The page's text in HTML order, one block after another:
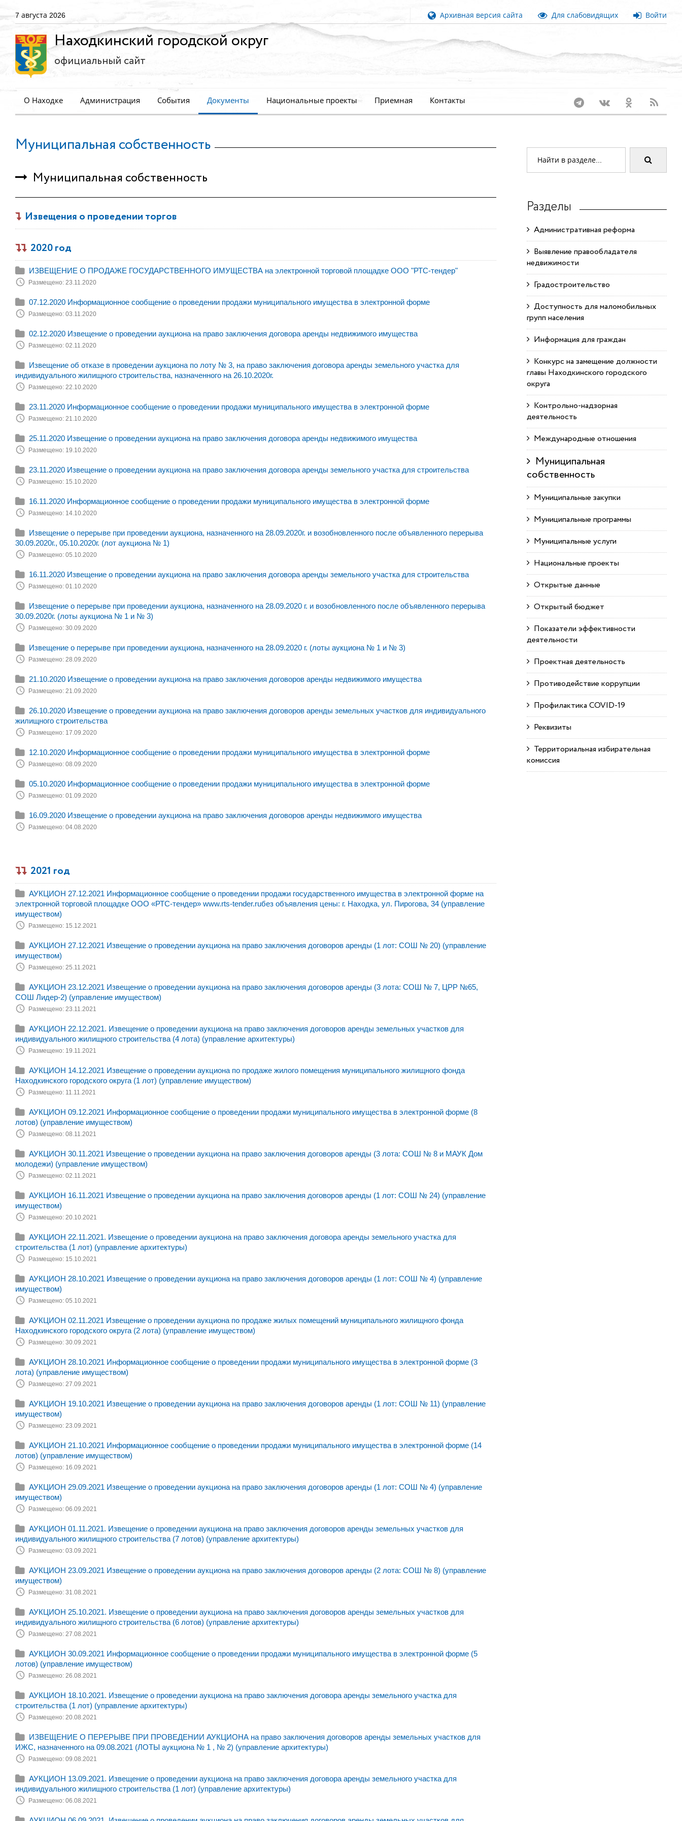
7 августа 2026 Архивная версия сайта Для слабовидящих Войти
Находкинский городской округ
официальный сайт
О Находке Администрация События Документы Национальные проекты Приемная Контакты
Муниципальная собственность
Муниципальная собственность
Извещения о проведении торгов
2020 год
ИЗВЕЩЕНИЕ О ПРОДАЖЕ ГОСУДАРСТВЕННОГО ИМУЩЕСТВА на электронной торговой площадке ООО "РТС-тендер"
Размещено: 23.11.2020
07.12.2020 Информационное сообщение о проведении продажи муниципального имущества в электронной форме
Размещено: 03.11.2020
02.12.2020 Извещение о проведении аукциона на право заключения договора аренды недвижимого имущества
Размещено: 02.11.2020
Извещение об отказе в проведении аукциона по лоту № 3, на право заключения договора аренды земельного участка для
индивидуального жилищного строительства, назначенного на 26.10.2020г.
Размещено: 22.10.2020
23.11.2020 Информационное сообщение о проведении продажи муниципального имущества в электронной форме
Размещено: 21.10.2020
25.11.2020 Извещение о проведении аукциона на право заключения договора аренды недвижимого имущества
Размещено: 19.10.2020
23.11.2020 Извещение о проведении аукциона на право заключения договора аренды земельного участка для строительства
Размещено: 15.10.2020
16.11.2020 Информационное сообщение о проведении продажи муниципального имущества в электронной форме
Размещено: 14.10.2020
Извещение о перерыве при проведении аукциона, назначенного на 28.09.2020г. и возобновленного после объявленного перерыва
30.09.2020г., 05.10.2020г. (лот аукциона № 1)
Размещено: 05.10.2020
16.11.2020 Извещение о проведении аукциона на право заключения договора аренды земельного участка для строительства
Размещено: 01.10.2020
Извещение о перерыве при проведении аукциона, назначенного на 28.09.2020 г. и возобновленного после объявленного перерыва
30.09.2020г. (лоты аукциона № 1 и № 3)
Размещено: 30.09.2020
Извещение о перерыве при проведении аукциона, назначенного на 28.09.2020 г. (лоты аукциона № 1 и № 3)
Размещено: 28.09.2020
21.10.2020 Извещение о проведении аукциона на право заключения договоров аренды недвижимого имущества
Размещено: 21.09.2020
26.10.2020 Извещение о проведении аукциона на право заключения договоров аренды земельных участков для индивидуального
жилищного строительства
Размещено: 17.09.2020
12.10.2020 Информационное сообщение о проведении продажи муниципального имущества в электронной форме
Размещено: 08.09.2020
05.10.2020 Информационное сообщение о проведении продажи муниципального имущества в электронной форме
Размещено: 01.09.2020
16.09.2020 Извещение о проведении аукциона на право заключения договоров аренды недвижимого имущества
Размещено: 04.08.2020
2021 год
АУКЦИОН 27.12.2021 Информационное сообщение о проведении продажи государственного имущества в электронной форме на
электронной торговой площадке ООО «РТС-тендер» www.rts-tender.ruбез объявления цены: г. Находка, ул. Пирогова, 34 (управление
имуществом)
Размещено: 15.12.2021
АУКЦИОН 27.12.2021 Извещение о проведении аукциона на право заключения договоров аренды (1 лот: СОШ № 20) (управление
имуществом)
Размещено: 25.11.2021
АУКЦИОН 23.12.2021 Извещение о проведении аукциона на право заключения договоров аренды (3 лота: СОШ № 7, ЦРР №65,
СОШ Лидер-2) (управление имуществом)
Размещено: 23.11.2021
АУКЦИОН 22.12.2021. Извещение о проведении аукциона на право заключения договоров аренды земельных участков для
индивидуального жилищного строительства (4 лота) (управление архитектуры)
Размещено: 19.11.2021
АУКЦИОН 14.12.2021 Извещение о проведении аукциона по продаже жилого помещения муниципального жилищного фонда
Находкинского городского округа (1 лот) (управление имуществом)
Размещено: 11.11.2021
АУКЦИОН 09.12.2021 Информационное сообщение о проведении продажи муниципального имущества в электронной форме (8
лотов) (управление имуществом)
Размещено: 08.11.2021
АУКЦИОН 30.11.2021 Извещение о проведении аукциона на право заключения договоров аренды (3 лота: СОШ № 8 и МАУК Дом
молодежи) (управление имуществом)
Размещено: 02.11.2021
АУКЦИОН 16.11.2021 Извещение о проведении аукциона на право заключения договоров аренды (1 лот: СОШ № 24) (управление
имуществом)
Размещено: 20.10.2021
АУКЦИОН 22.11.2021. Извещение о проведении аукциона на право заключения договора аренды земельного участка для
строительства (1 лот) (управление архитектуры)
Размещено: 15.10.2021
АУКЦИОН 28.10.2021 Извещение о проведении аукциона на право заключения договоров аренды (1 лот: СОШ № 4) (управление
имуществом)
Размещено: 05.10.2021
АУКЦИОН 02.11.2021 Извещение о проведении аукциона по продаже жилых помещений муниципального жилищного фонда
Находкинского городского округа (2 лота) (управление имуществом)
Размещено: 30.09.2021
АУКЦИОН 28.10.2021 Информационное сообщение о проведении продажи муниципального имущества в электронной форме (3
лота) (управление имуществом)
Размещено: 27.09.2021
АУКЦИОН 19.10.2021 Извещение о проведении аукциона на право заключения договоров аренды (1 лот: СОШ № 11) (управление
имуществом)
Размещено: 23.09.2021
АУКЦИОН 21.10.2021 Информационное сообщение о проведении продажи муниципального имущества в электронной форме (14
лотов) (управление имуществом)
Размещено: 16.09.2021
АУКЦИОН 29.09.2021 Извещение о проведении аукциона на право заключения договоров аренды (1 лот: СОШ № 4) (управление
имуществом)
Размещено: 06.09.2021
АУКЦИОН 01.11.2021. Извещение о проведении аукциона на право заключения договоров аренды земельных участков для
индивидуального жилищного строительства (7 лотов) (управление архитектуры)
Размещено: 03.09.2021
АУКЦИОН 23.09.2021 Извещение о проведении аукциона на право заключения договоров аренды (2 лота: СОШ № 8) (управление
имуществом)
Размещено: 31.08.2021
АУКЦИОН 25.10.2021. Извещение о проведении аукциона на право заключения договоров аренды земельных участков для
индивидуального жилищного строительства (6 лотов) (управление архитектуры)
Размещено: 27.08.2021
АУКЦИОН 30.09.2021 Информационное сообщение о проведении продажи муниципального имущества в электронной форме (5
лотов) (управление имуществом)
Размещено: 26.08.2021
АУКЦИОН 18.10.2021. Извещение о проведении аукциона на право заключения договора аренды земельного участка для
строительства (1 лот) (управление архитектуры)
Размещено: 20.08.2021
ИЗВЕЩЕНИЕ О ПЕРЕРЫВЕ ПРИ ПРОВЕДЕНИИ АУКЦИОНА на право заключения договоров аренды земельных участков для
ИЖС, назначенного на 09.08.2021 (ЛОТЫ аукциона № 1 , № 2) (управление архитектуры)
Размещено: 09.08.2021
АУКЦИОН 13.09.2021. Извещение о проведении аукциона на право заключения договора аренды земельного участка для
индивидуального жилищного строительства (1 лот) (управление архитектуры)
Размещено: 06.08.2021
Разделы
Административная реформа
Выявление правообладателя
недвижимости
Градостроительство
Доступность для маломобильных
групп населения
Информация для граждан
Конкурс на замещение должности
главы Находкинского городского
округа
Контрольно-надзорная
деятельность
Международные отношения
Муниципальная
собственность
Муниципальные закупки
Муниципальные программы
Муниципальные услуги
Национальные проекты
Открытые данные
Открытый бюджет
Показатели эффективности
деятельности
Проектная деятельность
Противодействие коррупции
Профилактика COVID-19
Реквизиты
Территориальная избирательная
комиссия